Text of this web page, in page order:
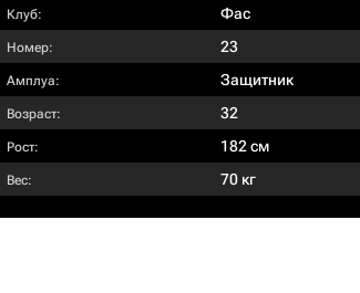
Клуб: Фас
Номер: 23
Амплуа: Защитник
Возраст: 32
Рост: 182 см
Вес: 70 кг